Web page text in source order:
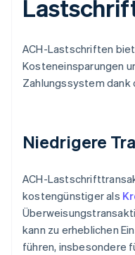
ACH-Lastschriften
Kosteneinsparungen
Zahlungssystem
Niedrigere
ACH-
kostengünstiger als
kann zu erheblichen
führen, insbesondere